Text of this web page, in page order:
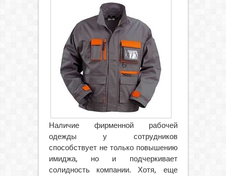
Наличие фирменной рабочей
одежды у сотрудников
способствует не только повышению
имиджа, но и подчеркивает
солидность компании. Хотя, еще